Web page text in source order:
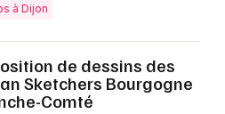
à Dijon
de dessins des
Sketchers Bourgogne
Comté